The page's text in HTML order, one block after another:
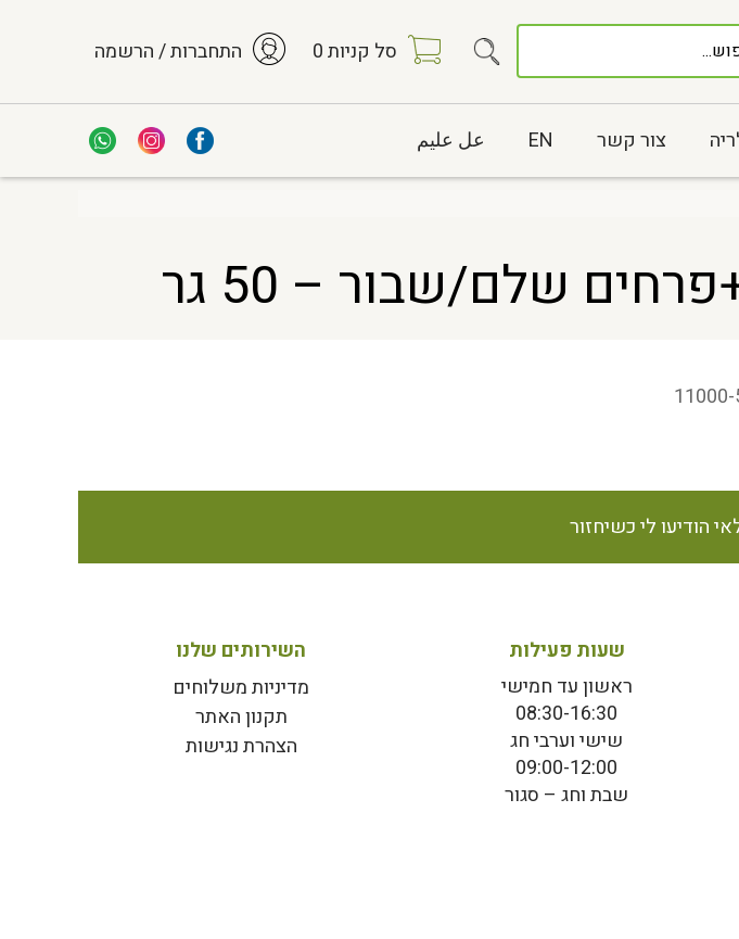
סל קניות0 התחברות / הרשמה
צור קשר EN عل عليم
שלם/שבור – 50 גר
הודיעו לי כשיחזור
שעות פעילות
ראשון עד חמישי
08:30-16:30
שישי וערבי חג
09:00-12:00
שבת וחג – סגור
השירותים שלנו
מדיניות משלוחים
תקנון האתר
הצהרת נגישות